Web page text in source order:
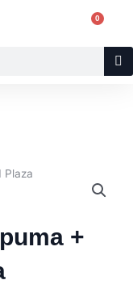
0
+